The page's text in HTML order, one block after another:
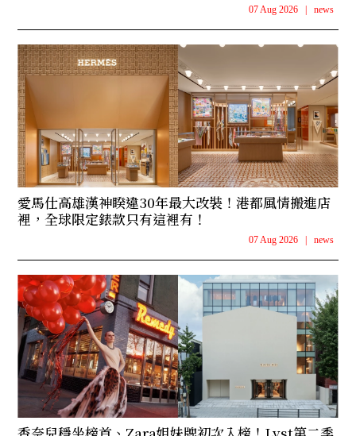
07 Aug 2026 news
愛馬仕高雄漢神睽違30年最大改裝！港都風情搬進店
裡，全球限定錶款只有這裡有！
07 Aug 2026 news